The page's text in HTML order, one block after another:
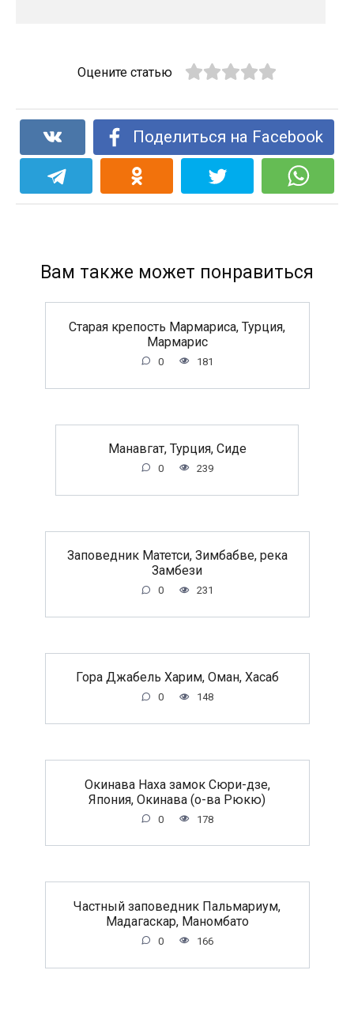
Оцените статью
Поделиться на Facebook
Вам также может понравиться
Старая крепость Мармариса, Турция,
Мармарис
0 181
Манавгат, Турция, Сиде
0 239
Заповедник Матетси, Зимбабве, река
Замбези
0 231
Гора Джабель Харим, Оман, Хасаб
0 148
Окинава Наха замок Сюри-дзе,
Япония, Окинава (о-ва Рюкю)
0 178
Частный заповедник Пальмариум,
Мадагаскар, Маномбато
0 166